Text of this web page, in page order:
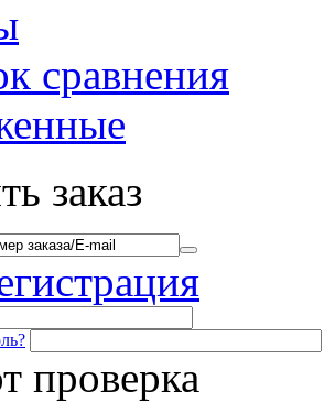
сравнения
заказ
проверка